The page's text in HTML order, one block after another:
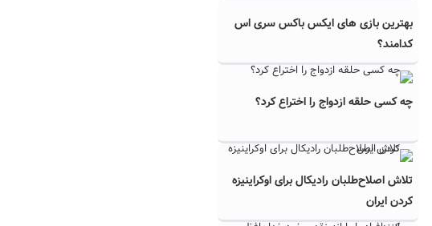
بهترین بازی های ایکس باکس سری اس
کدامند؟
چه کسی حلقه‌ ازدواج را اختراع کرد؟
تلاش اصلاح‌طلبان رادیکال برای اوکراینیزه
کردن ایران